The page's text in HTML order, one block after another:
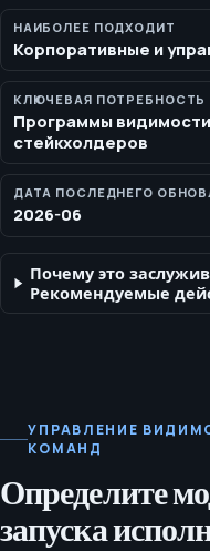
крупным командам
AI‑видимость,
доказательствам между
формирования стоимости
НАИБОЛЕЕ ПОДХОДИТ
Корпоративные и
КЛЮЧЕВАЯ ПОТРЕБНОСТЬ
Программы
стейкхолдеров
ДАТА ПОСЛЕДНЕГО
2026-06
Почему это
Рекомендуемые
УПРАВЛЕНИЕ
КОМАНД
Определите
запуска